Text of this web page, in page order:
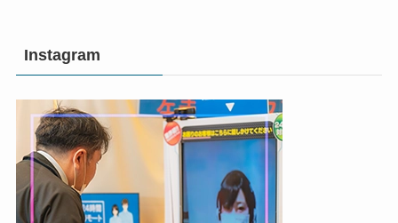
Instagram